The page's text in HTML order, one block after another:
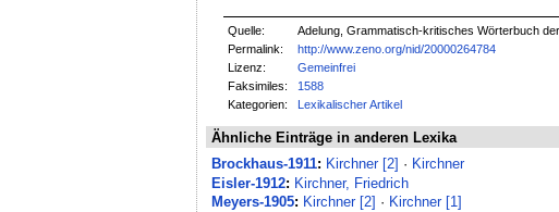
Quelle:
Adelung, Grammatisch-kritisches Wörterbuch
Permalink:
http://www.zeno.org/nid/20000264784
Lizenz:
Gemeinfrei
Faksimiles:
1588
Kategorien:
Lexikalischer Artikel
Ähnliche Einträge in anderen Lexika
Brockhaus-1911: Kirchner [2] · Kirchner
Eisler-1912: Kirchner, Friedrich
Meyers-1905: Kirchner [2] · Kirchner [1]